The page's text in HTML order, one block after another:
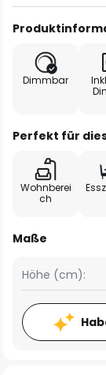
Dimmbar
Perfekt für
Wohnberei
ch
Maße
Höhe (cm):